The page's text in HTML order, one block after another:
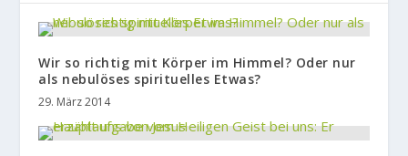
Wir so richtig mit Körper im Himmel? Oder nur
als nebulöses spirituelles Etwas?
29. März 2014